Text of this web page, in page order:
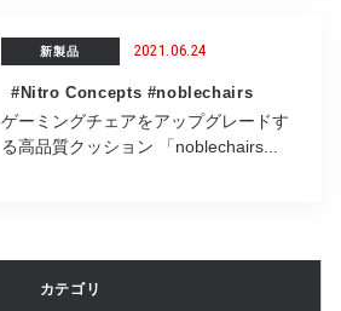
新製品 2021.06.24
#Nitro Concepts #noblechairs
ゲーミングチェアをアップグレードす
る高品質クッション 「noblechairs...
カテゴリ